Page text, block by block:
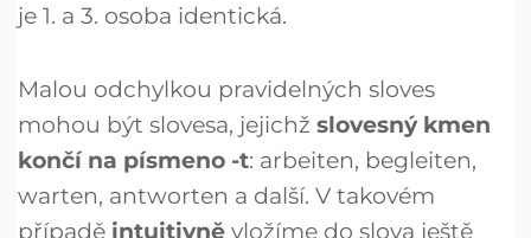
je 1. a 3. osoba identická.
Malou odchylkou pravidelných sloves
mohou být slovesa, jejichž slovesný kmen
končí na písmeno -t: arbeiten, begleiten,
warten, antworten a další. V takovém
případě intuitivně vložíme do slova ještě